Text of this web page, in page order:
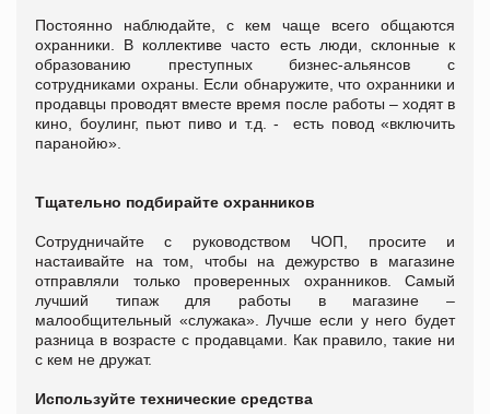
Постоянно наблюдайте, с кем чаще всего общаются
охранники. В коллективе часто есть люди, склонные к
образованию преступных бизнес-альянсов с
сотрудниками охраны. Если обнаружите, что охранники и
продавцы проводят вместе время после работы – ходят в
кино, боулинг, пьют пиво и т.д. - есть повод «включить
паранойю».
Тщательно подбирайте охранников
Сотрудничайте с руководством ЧОП, просите и
настаивайте на том, чтобы на дежурство в магазине
отправляли только проверенных охранников. Самый
лучший типаж для работы в магазине –
малообщительный «служака». Лучше если у него будет
разница в возрасте с продавцами. Как правило, такие ни
с кем не дружат.
Используйте технические средства